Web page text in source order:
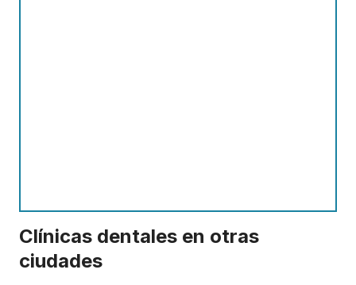
Clínicas dentales en otras
ciudades